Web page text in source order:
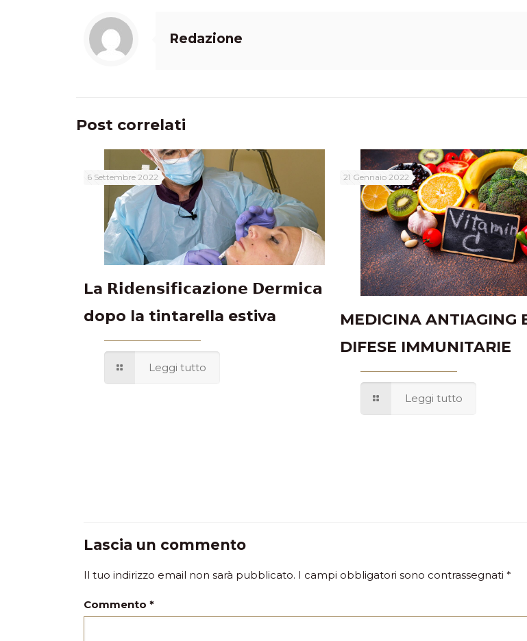
Redazione
Post correlati
6 Settembre 2022
La 𝗥𝗶𝗱𝗲𝗻𝘀𝗶𝗳𝗶𝗰𝗮𝘇𝗶𝗼𝗻𝗲 𝗗𝗲𝗿𝗺𝗶𝗰𝗮
dopo la tintarella estiva
Leggi tutto
21 Gennaio 2022
MEDICINA ANTIAGING
DIFESE IMMUNITARIE
Leggi tutto
Lascia un commento
Il tuo indirizzo email non sarà pubblicato. I campi obbligatori sono contrassegnati*
Commento*